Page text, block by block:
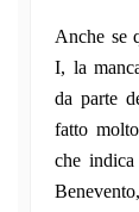
Anche se
I, la
da parte
fatto
che